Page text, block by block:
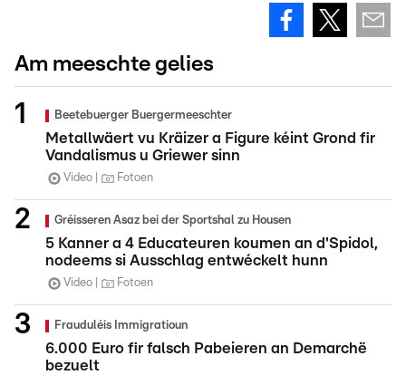
Am meeschte gelies
Beetebuerger Buergermeeschter
Metallwäert vu Kräizer a Figure kéint Grond fir
Vandalismus u Griewer sinn
Video Fotoen
Gréisseren Asaz bei der Sportshal zu Housen
5 Kanner a 4 Educateuren koumen an d'Spidol,
nodeems si Ausschlag entwéckelt hunn
Video Fotoen
Frauduléis Immigratioun
6.000 Euro fir falsch Pabeieren an Demarchë
bezuelt